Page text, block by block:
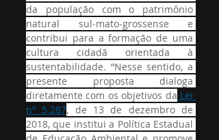
da população com o patrimônio
natural sul-mato-grossense e
contribui para a formação de uma
cultura cidadã orientada à
sustentabilidade. “Nesse sentido, a
presente proposta dialoga
diretamente com os objetivos da Lei
nº 5.287, de 13 de dezembro de
2018, que institui a Política Estadual